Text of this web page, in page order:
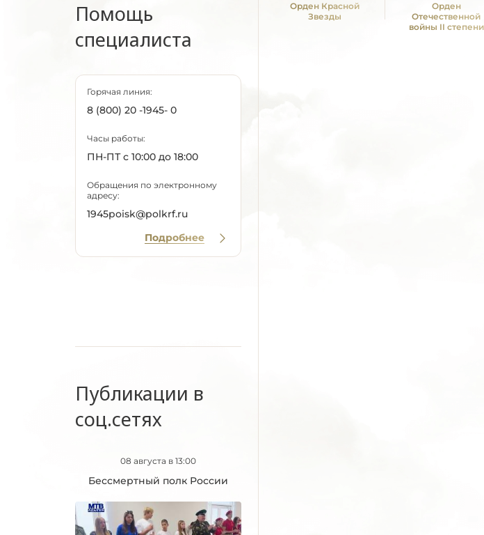
Помощь
специалиста
Горячая линия:
8 (800) 20 -1945- 0
Часы работы:
ПН-ПТ с 10:00 до 18:00
Обращения по электронному
адресу:
1945poisk@polkrf.ru
Подробнее
Публикации в
соц.сетях
08 августа в 13:00
Бессмертный полк России
Орден Красной
Звезды
Орден
Отечественной
войны II степени